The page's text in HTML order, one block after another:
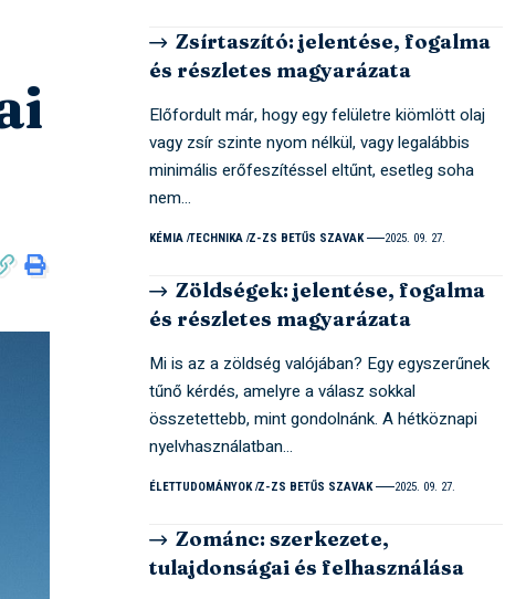
Zsírtaszító: jelentése, fogalma
és részletes magyarázata
Előfordult már, hogy egy felületre kiömlött olaj
vagy zsír szinte nyom nélkül, vagy legalábbis
minimális erőfeszítéssel eltűnt, esetleg soha
nem…
KÉMIA TECHNIKA Z-ZS BETŰS SZAVAK 2025. 09. 27.
Zöldségek: jelentése, fogalma
és részletes magyarázata
Mi is az a zöldség valójában? Egy egyszerűnek
tűnő kérdés, amelyre a válasz sokkal
összetettebb, mint gondolnánk. A hétköznapi
nyelvhasználatban…
ÉLETTUDOMÁNYOK Z-ZS BETŰS SZAVAK 2025. 09. 27.
Zománc: szerkezete,
tulajdonságai és felhasználása